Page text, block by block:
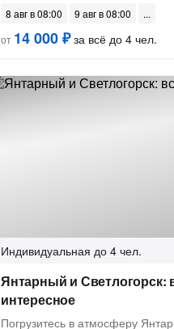
8 авг в 08:00
9 авг в 08:00
от 14 000 ₽за всё до 4 чел.
Индивидуальная до 4 чел.
Янтарный и Светлогорск:
интересное
Погрузитесь в атмосферу